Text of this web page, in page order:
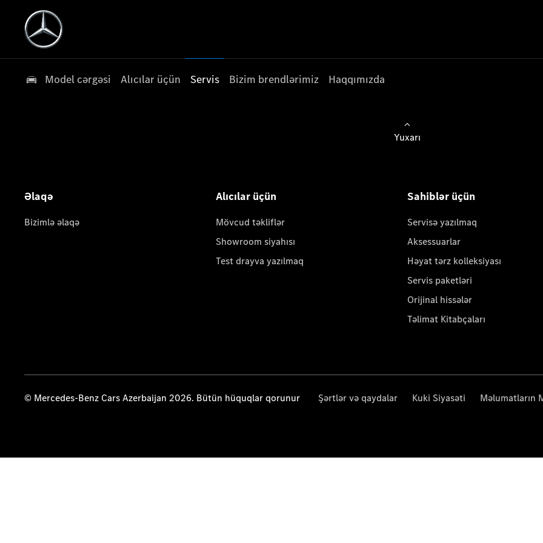
Model cərgəsi Alıcılar üçün Servis Bizim brendlərimiz Haqqımızda
Yuxarı
Əlaqə
Bizimlə əlaqə
Alıcılar üçün
Mövcud təkliflər
Showroom siyahısı
Test drayva yazılmaq
Sahiblər üçün
Servisə yazılmaq
Aksessuarlar
Həyat tərz kolleksiyası
Servis paketləri
Orijinal hissələr
Təlimat Kitabçaları
© Mercedes-Benz Cars Azerbaijan 2026. Bütün hüquqlar qorunur Şərtlər və qaydalar Kuki Siyasəti Məlumatların